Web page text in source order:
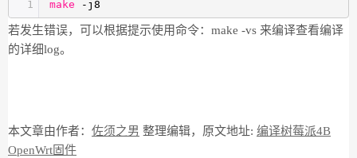
1 make -j8
若发生错误，可以根据提示使用命令：make -vs 来编译查看编译
的详细log。
本文章由作者： 佐须之男 整理编辑，原文地址: 编译树莓派4B
OpenWrt固件